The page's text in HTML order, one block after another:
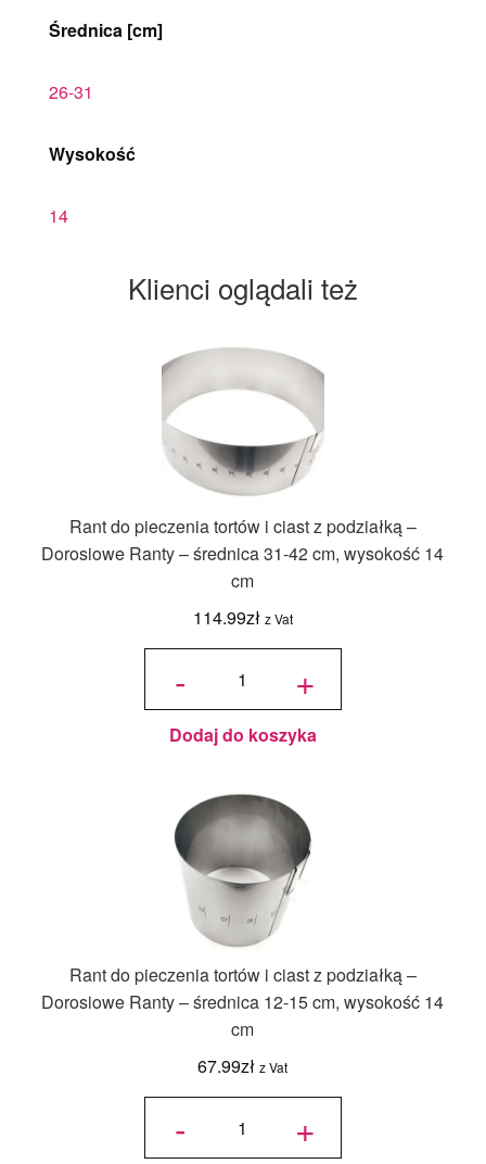
Średnica [cm]
26-31
Wysokość
14
Klienci oglądali też
Rant do pieczenia tortów i ciast z podziałką –
Dorosiowe Ranty – średnica 31-42 cm, wysokość 14
cm
114.99zł z Vat
-
ilość Rant
tortów i
ciast z
podziałką
-
Dorosiowe
średnica
31-42 cm,
wysokość
+
Dodaj do koszyka
Rant do pieczenia tortów i ciast z podziałką –
Dorosiowe Ranty – średnica 12-15 cm, wysokość 14
cm
67.99zł z Vat
-
ilość Rant
tortów i
ciast z
podziałką
- +